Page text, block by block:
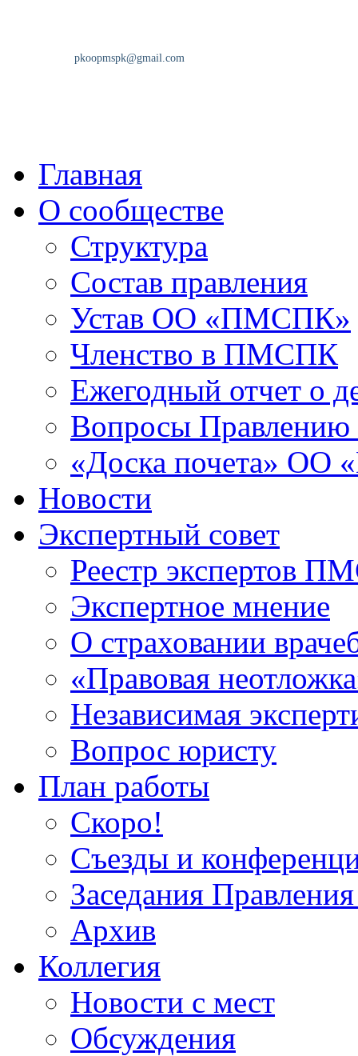
Главная
О сообществе
Структура
Состав правления
Устав ОО «ПМСПК»
Членство в ПМСПК
Ежегодный отчет о
Вопросы
«Доска почета»
Новости
Экспертный совет
Реестр экспертов
Экспертное мнение
О страховании
«Правовая
Независимая
Вопрос юристу
План работы
Скоро!
Съезды и
Заседания
Архив
Коллегия
Новости с мест
Обсуждения